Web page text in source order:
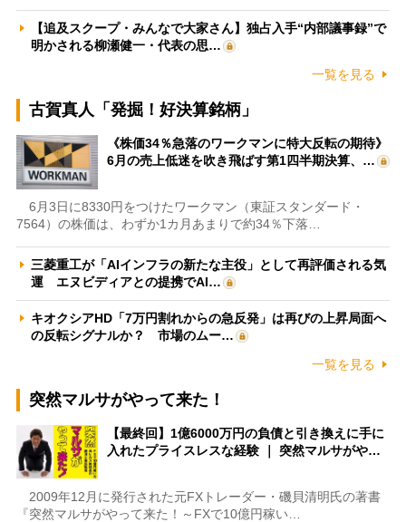
【追及スクープ・みんなで大家さん】独占入手“内部議事録”で
明かされる柳瀬健一・代表の思…
一覧を見る
古賀真人「発掘！好決算銘柄」
《株価34％急落のワークマンに特大反転の期待》
6月の売上低迷を吹き飛ばす第1四半期決算、…
6月3日に8330円をつけたワークマン（東証スタンダード・
7564）の株価は、わずか1カ月あまりで約34％下落…
三菱重工が「AIインフラの新たな主役」として再評価される気
運 エヌビディアとの提携でAI…
キオクシアHD「7万円割れからの急反発」は再びの上昇局面へ
の反転シグナルか？ 市場のムー…
一覧を見る
突然マルサがやって来た！
【最終回】1億6000万円の負債と引き換えに手に
入れたプライスレスな経験 ｜ 突然マルサがや…
2009年12月に発行された元FXトレーダー・磯貝清明氏の著書
『突然マルサがやって来た！～FXで10億円稼い…